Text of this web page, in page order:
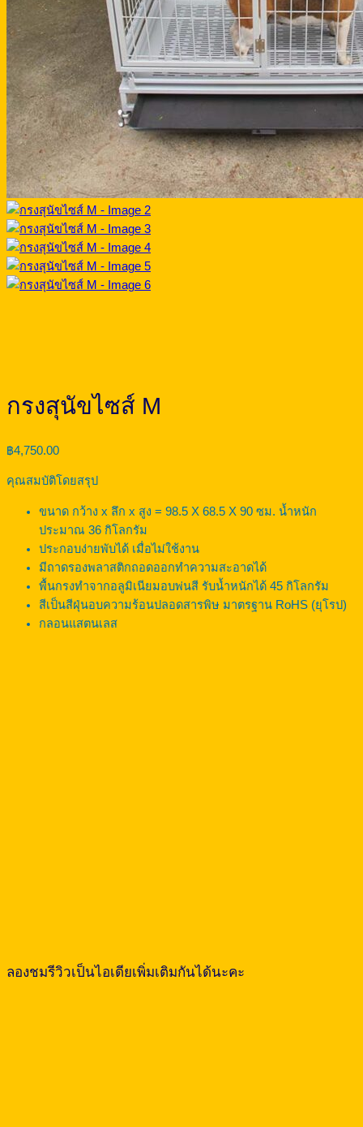
กรงสุนัขไซส์ M
฿4,750.00
คุณสมบัติโดยสรุป
ขนาด กว้าง x ลึก x สูง = 98.5 X 68.5 X 90 ซม. น้ำหนัก
ประมาณ 36 กิโลกรัม
ประกอบง่ายพับได้ เมื่อไม่ใช้งาน
มีถาดรองพลาสติกถอดออกทำความสะอาดได้
พื้นกรงทำจากอลูมิเนียมอบพ่นสี รับน้ำหนักได้ 45 กิโลกรัม
สีเป็นสีฝุ่นอบความร้อนปลอดสารพิษ มาตรฐาน RoHS (ยุโรป)
กลอนแสตนเลส
ลองชมรีวิวเป็นไอเดียเพิ่มเติมกันได้นะคะ